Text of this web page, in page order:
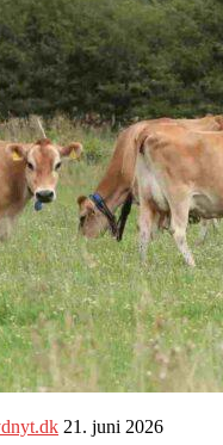
21. juni 2026